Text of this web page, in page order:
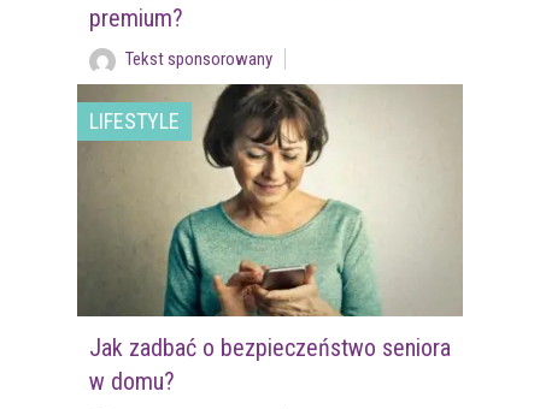
premium?
Tekst sponsorowany
LIFESTYLE
Jak zadbać o bezpieczeństwo seniora
w domu?